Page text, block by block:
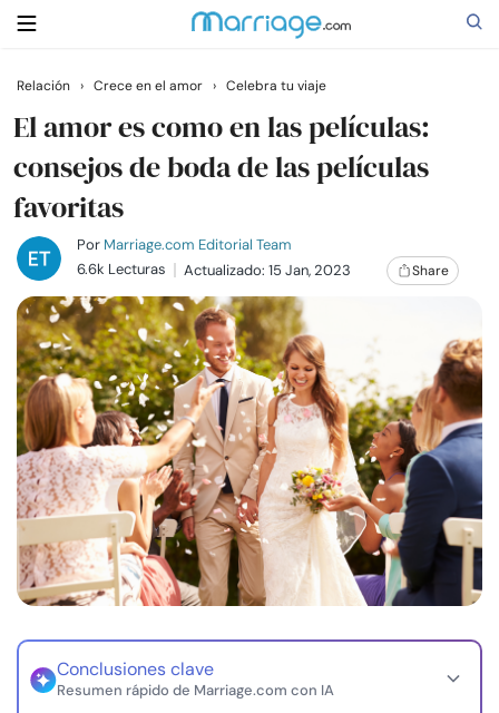
Buscar
Casarse
Relaciones
Familia
Ayuda
Cursos
Recursos
Comunidad
Encuentra un terapeuta
Relación › Crece en el amor › Celebra tu viaje
El amor es como en las películas:
consejos de boda de las películas
favoritas
Por Marriage.com Editorial Team
6.6k Lecturas
Actualizado: 15 Jan, 2023 Share
Conclusiones clave
Resumen rápido de Marriage.com con IA